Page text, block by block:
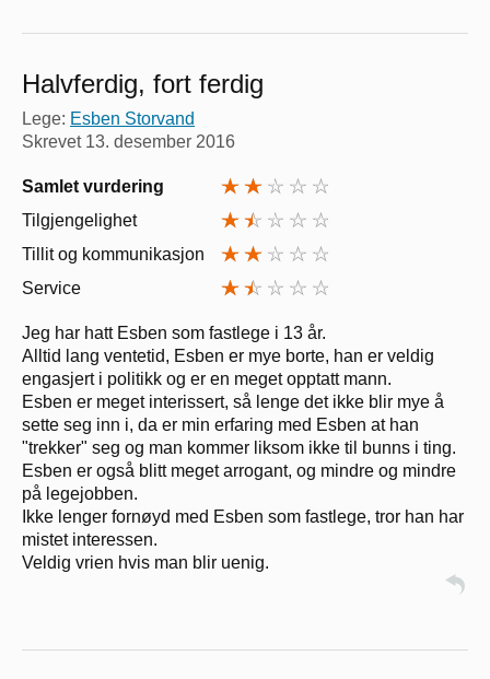
Halvferdig, fort ferdig
Lege: Esben Storvand
Skrevet 13. desember 2016
Samlet vurdering
Tilgjengelighet
Tillit og kommunikasjon
Service
Jeg har hatt Esben som fastlege i 13 år.
Alltid lang ventetid, Esben er mye borte, han er veldig
engasjert i politikk og er en meget opptatt mann.
Esben er meget interissert, så lenge det ikke blir mye å
sette seg inn i, da er min erfaring med Esben at han
"trekker" seg og man kommer liksom ikke til bunns i ting.
Esben er også blitt meget arrogant, og mindre og mindre
på legejobben.
Ikke lenger fornøyd med Esben som fastlege, tror han har
mistet interessen.
Veldig vrien hvis man blir uenig.